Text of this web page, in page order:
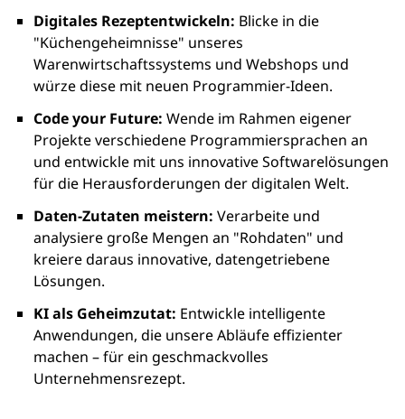
Digitales Rezeptentwickeln: Blicke in die
"Küchengeheimnisse" unseres
Warenwirtschaftssystems und Webshops und
würze diese mit neuen Programmier-Ideen.
Code your Future: Wende im Rahmen eigener
Projekte verschiedene Programmiersprachen an
und entwickle mit uns innovative Softwarelösungen
für die Herausforderungen der digitalen Welt.
Daten-Zutaten meistern: Verarbeite und
analysiere große Mengen an "Rohdaten" und
kreiere daraus innovative, datengetriebene
Lösungen.
KI als Geheimzutat: Entwickle intelligente
Anwendungen, die unsere Abläufe effizienter
machen – für ein geschmackvolles
Unternehmensrezept.